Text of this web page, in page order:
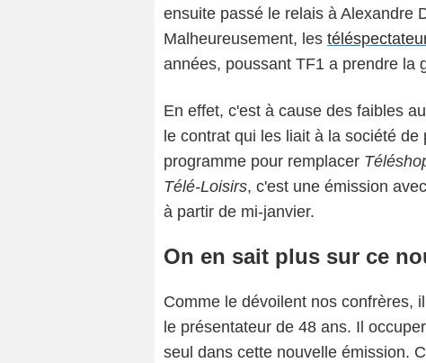
ensuite passé le relais à Alexandre
Malheureusement, les
années, poussant TF1 a prendre la
En effet, c'est à cause des faibles
le contrat qui les liait à la société
programme pour remplacer
Télé-Loisirs, c'est une émission
à partir de mi-janvier.
On en sait plus sur ce
Comme le dévoilent nos confrères,
le présentateur de 48 ans. Il
seul dans cette nouvelle émission.